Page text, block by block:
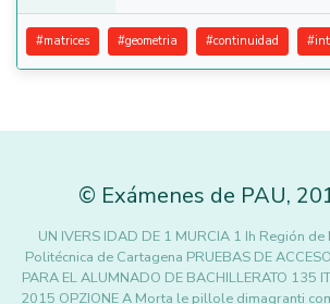
#matrices #geometria #continuidad #
© Exámenes de PAU,
UN IVERS IDAD DE 1 MURCIA 1 Ih Región
Politécnica de Cartagena PRUEBAS DE
PARA EL ALUMNADO DE BACHILLERATO 135
2015 OPZIONE A Morta le pillole dimagranti